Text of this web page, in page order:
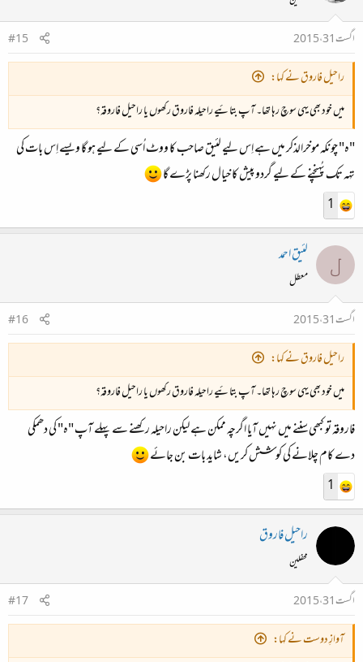
اگست 31، 2015
#15
راحیل فاروق نے کہا:
میں خود بھی یہی سوچ رہا تھا۔ آپ بتائیےراحیلہ فاروقرکھوں یاراحیل فاروقہ؟
"ہ" چونکہ موخرالذکر میں ہے اِس لیے لئیق صاحب کا ووٹ اُسی کے لیے ہو گا ویسے اِس بات کی
تہہ تک پُہنچنے کے لیے گردو پیش کا خیال رکھنا پڑے گا
1
ل لئیق احمد
معطل
اگست 31، 2015
#16
راحیل فاروق نے کہا:
میں خود بھی یہی سوچ رہا تھا۔ آپ بتائیےراحیلہ فاروقرکھوں یاراحیل فاروقہ؟
فاروقہ تو کبھی سننے میں نہیں آیا اگرچہ ممکن ہے لیکن راحیلہ رکھنے سے پہلے آپ "ہ" کی دھمکی
دے کام چلانے کی کوشش کریں، شاید بات بن جائے
1
راحیل فاروق
محفلین
اگست 31، 2015
#17
آوازِ دوست نے کہا: